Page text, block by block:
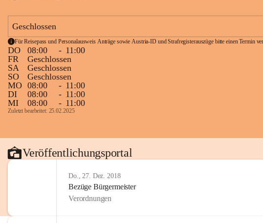
Geschlossen
Für Reisepass und Personalausweis Anträge sowie Austria-ID und Strafregisterauszüge bitte einen Termin
DO 08:00 - 11:00
FR
Geschlossen
SA
Geschlossen
SO
Geschlossen
MO 08:00 - 11:00
DI
08:00 - 11:00
MI
08:00 - 11:00
Zuletzt bearbeitet: 25.02.2025
Veröffentlichungsportal
Do., 27. Dez. 2018
Bezüge Bürgermeister
Verordnungen